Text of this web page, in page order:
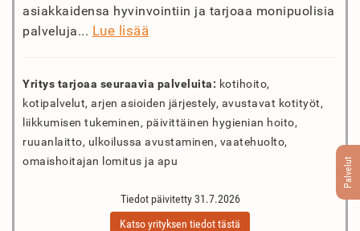
Palvelut
asiakkaidensa hyvinvointiin ja tarjoaa monipuolisia
palveluja... Lue lisää
Yritys tarjoaa seuraavia palveluita: kotihoito,
kotipalvelut, arjen asioiden järjestely, avustavat kotityöt,
liikkumisen tukeminen, päivittäinen hygienian hoito,
ruuanlaitto, ulkoilussa avustaminen, vaatehuolto,
omaishoitajan lomitus ja apu
Tiedot päivitetty 31.7.2026
Katso yrityksen tiedot tästä